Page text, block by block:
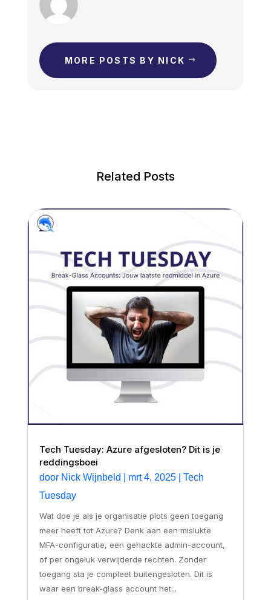
MORE POSTS BY NICK
Related Posts
Tech Tuesday: Azure afgesloten? Dit is je
reddingsboei
door Nick Wijnbeld mrt 4, 2025| Tech
Tuesday
Wat doe je als je organisatie plots geen toegang
meer heeft tot Azure? Denk aan een mislukte
MFA-configuratie, een gehackte admin-account,
of per ongeluk verwijderde rechten. Zonder
toegang sta je compleet buitengesloten. Dit is
waar een break-glass account het...